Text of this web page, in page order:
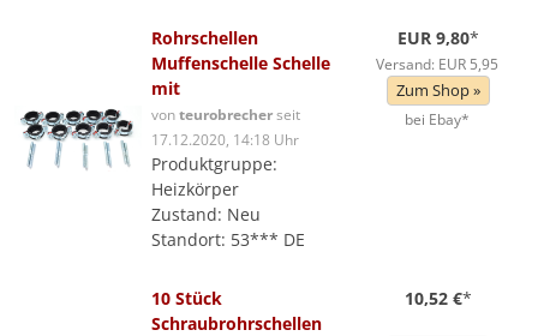
Rohrschellen
Muffenschelle Schelle
mit
vonteurobrecherseit
17.12.2020, 14:18 Uhr
Produktgruppe:
Heizkörper
Zustand: Neu
Standort: 53*** DE
EUR 9,80*
Versand: EUR 5,95
Zum Shop »
bei Ebay*
10 Stück
Schraubrohrschellen
10,52 €*